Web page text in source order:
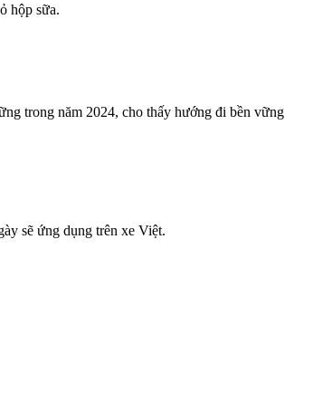
hộp sữa.
trong năm 2024, cho thấy hướng đi bền vững
sẽ ứng dụng trên xe Việt.